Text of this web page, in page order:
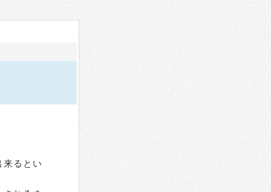
るとい